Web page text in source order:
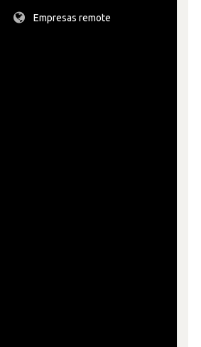
Empresas remote